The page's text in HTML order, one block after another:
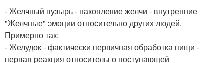
- Желчный пузырь - накопление желчи - внутренние
"Желчные" эмоции относительно других людей.
Примерно так:
- Желудок - фактически первичная обработка пищи -
первая реакция относительно поступающей